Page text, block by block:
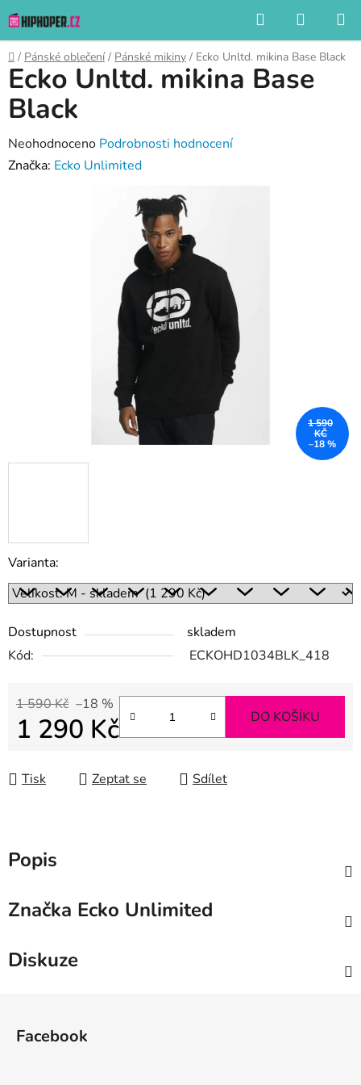
na
obsah
Hledat
KOŠÍK
Domů
/ Pánské oblečení / Pánské mikiny / Ecko Unltd. mikina Base Black
Varianta:
Dostupnost
skladem
Kód:
ECKOHD1034BLK_418
1 590 Kč –18 %
1 290 Kč DO KOŠÍKU
Tisk Zeptat se Sdílet
Ecko Unltd. mikina Base
Black
Průměrné
hodnocení
Neohodnoceno Podrobnosti hodnocení
Značka: Ecko Unlimited
1 590
KČ
–18 %
Popis
Značka Ecko Unlimited
Diskuze
Facebook